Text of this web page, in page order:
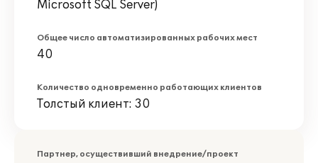
Microsoft SQL Server)
Общее число автоматизированных рабочих мест
40
Количество одновременно работающих клиентов
Толстый клиент: 30
Партнер, осуществивший внедрение/проект